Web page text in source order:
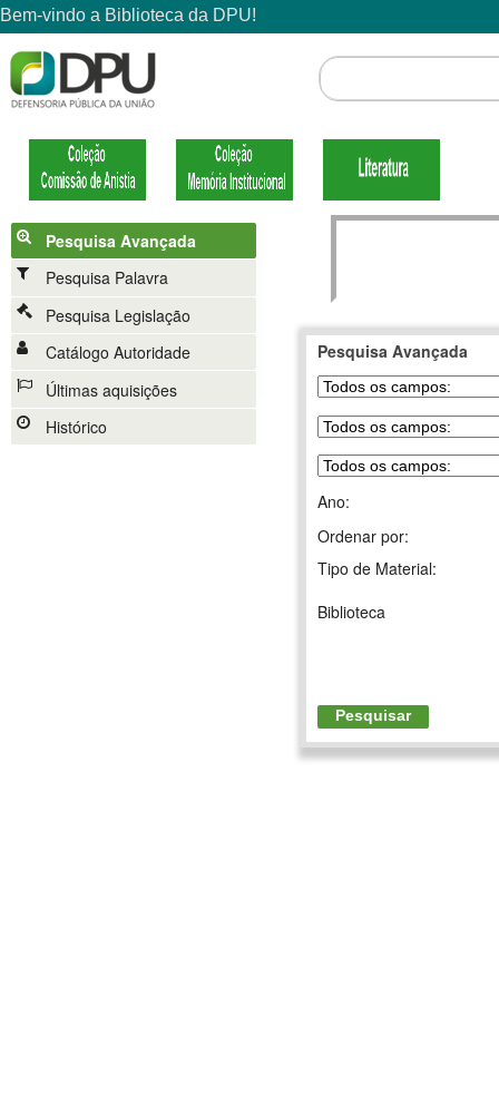
Pesquisa Avançada
Pesquisa Palavra
Pesquisa Legislação
Catálogo Autoridade
Últimas aquisições
Histórico
Pesquisa Avançada
Ano:
Ordenar por:
Tipo de Material:
Biblioteca
Pesquisar